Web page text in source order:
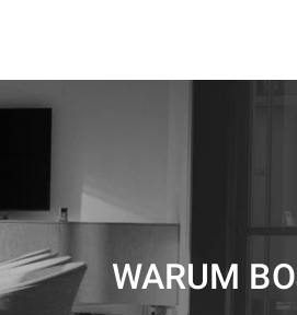
WARUM